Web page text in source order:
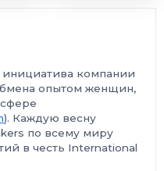
инициатива компании
опытом женщин,
). Каждую весну
по всему миру
в честь International